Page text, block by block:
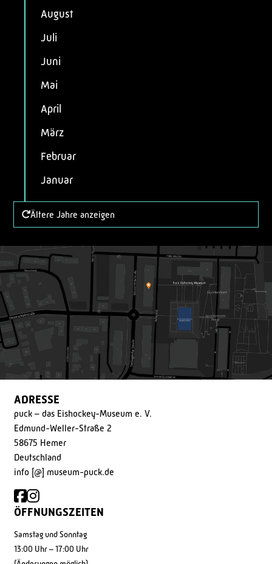
August
Juli
Juni
Mai
April
März
Februar
Januar
Ältere Jahre anzeigen
ADRESSE
puck – das Eishockey-Museum e. V.
Edmund-Weller-Straße 2
58675 Hemer
Deutschland
info [@] museum-puck.de
ÖFFNUNGSZEITEN
Samstag und Sonntag
13:00 Uhr – 17:00 Uhr